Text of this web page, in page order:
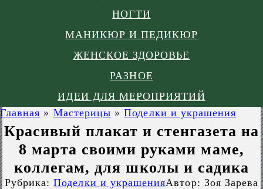
НОГТИ
МАНИКЮР И ПЕДИКЮР
ЖЕНСКОЕ ЗДОРОВЬЕ
РАЗНОЕ
ИДЕИ ДЛЯ МЕРОПРИЯТИЙ
Главная » Мастерицы » Поделки и украшения
Красивый плакат и стенгазета на
8 марта своими руками маме,
коллегам, для школы и садика
Рубрика: Поделки и украшенияАвтор: Зоя Зарева